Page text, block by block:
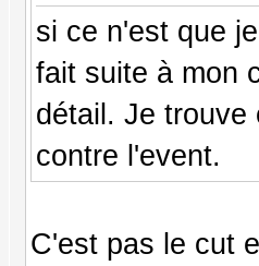
si ce n'est que
fait suite à mon
détail. Je trouve
contre l'event.
C'est pas le cut